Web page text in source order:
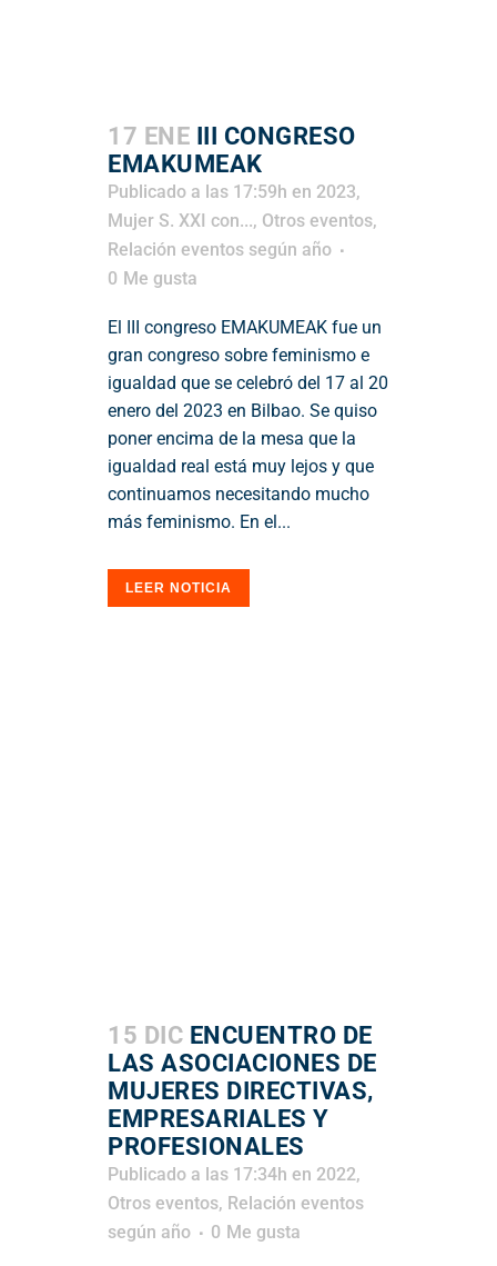
17 ENE III CONGRESO
EMAKUMEAK
Publicado a las 17:59h en 2023,
Mujer S. XXI con..., Otros eventos,
Relación eventos según año
0 Me gusta
El III congreso EMAKUMEAK fue un
gran congreso sobre feminismo e
igualdad que se celebró del 17 al 20
enero del 2023 en Bilbao. Se quiso
poner encima de la mesa que la
igualdad real está muy lejos y que
continuamos necesitando mucho
más feminismo. En el...
LEER NOTICIA
15 DIC ENCUENTRO DE
LAS ASOCIACIONES DE
MUJERES DIRECTIVAS,
EMPRESARIALES Y
PROFESIONALES
Publicado a las 17:34h en 2022,
Otros eventos, Relación eventos
según año
0 Me gusta